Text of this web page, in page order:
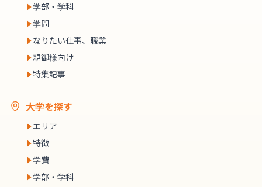
学部・学科
学問
なりたい仕事、職業
親御様向け
特集記事
大学を探す
エリア
特徴
学費
学部・学科